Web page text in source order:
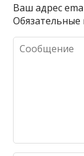
Ваш адрес